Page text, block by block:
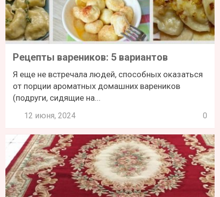
Рецепты вареников: 5 вариантов
Я еще не встречала людей, способных оказаться
от порции ароматных домашних вареников
(подруги, сидящие на...
12 июня, 2024 0